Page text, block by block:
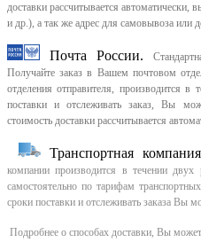
доставки рассчитывается автоматически,
и др.), а так же адрес для самовывоза или
Почта России.
Получайте заказ в Вашем почтовом
отделения отправителя, производится в
поставки и отслеживать заказ, Вы
стоимость доставки рассчитывается
Транспортная
компании производится в течении
самостоятельно по тарифам
сроки поставки и отслеживать заказа Вы
Подробнее о способах доставки, Вы